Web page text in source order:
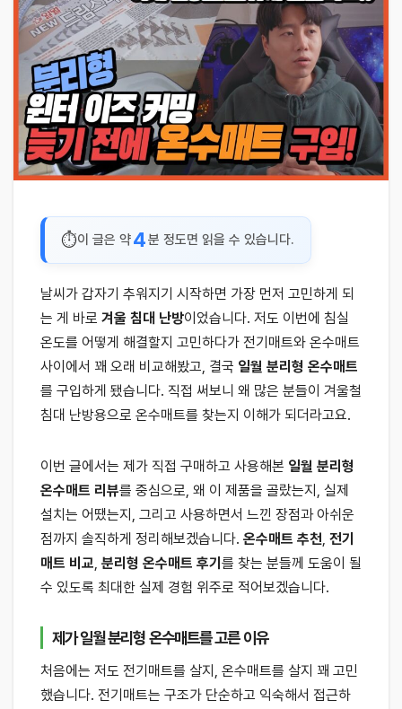
이 글은 약4분 정도면 읽을 수 있습니다.
날씨가 갑자기 추워지기 시작하면 가장 먼저 고민하게 되
는 게 바로 겨울 침대 난방이었습니다. 저도 이번에 침실
온도를 어떻게 해결할지 고민하다가 전기매트와 온수매트
사이에서 꽤 오래 비교해봤고, 결국 일월 분리형 온수매트
를 구입하게 됐습니다. 직접 써보니 왜 많은 분들이 겨울철
침대 난방용으로 온수매트를 찾는지 이해가 되더라고요.
이번 글에서는 제가 직접 구매하고 사용해본 일월 분리형
온수매트 리뷰를 중심으로, 왜 이 제품을 골랐는지, 실제
설치는 어땠는지, 그리고 사용하면서 느낀 장점과 아쉬운
점까지 솔직하게 정리해보겠습니다. 온수매트 추천, 전기
매트 비교, 분리형 온수매트 후기 를 찾는 분들께 도움이 될
수 있도록 최대한 실제 경험 위주로 적어보겠습니다.
제가 일월 분리형 온수매트를 고른 이유
처음에는 저도 전기매트를 살지, 온수매트를 살지 꽤 고민
했습니다. 전기매트는 구조가 단순하고 익숙해서 접근하